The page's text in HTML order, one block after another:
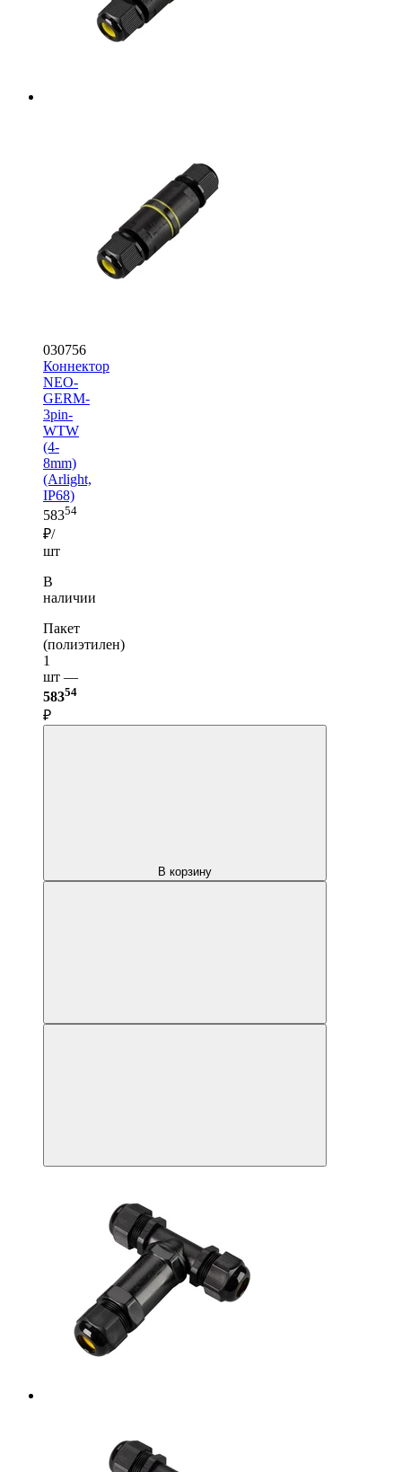
030756
Коннектор
NEO-
GERM-
3pin-
WTW
(4-
8mm)
(Arlight,
IP68)
58354
₽/
шт
В
наличии
Пакет
(полиэтилен)
1
шт —
58354
₽
В корзину